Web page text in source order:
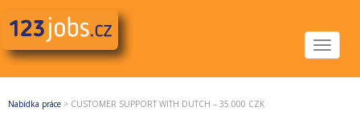
Toggle
Nabídka práce > CUSTOMER SUPPORT WITH DUTCH – 35.000 CZK